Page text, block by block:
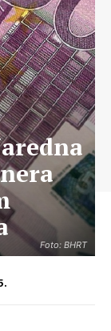
Foto: BHRT